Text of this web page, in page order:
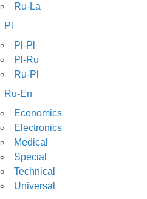
Ru-La
Pl
Pl-Pl
Pl-Ru
Ru-Pl
Ru-En
Economics
Electronics
Medical
Special
Technical
Universal